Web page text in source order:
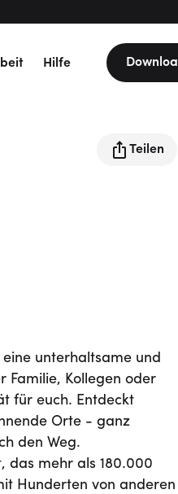
Hilfe
Teilen
unterhaltsame und
Familie, Kollegen oder
für euch. Entdeckt
Orte - ganz
den Weg.
das mehr als 180.000
Hunderten von anderen